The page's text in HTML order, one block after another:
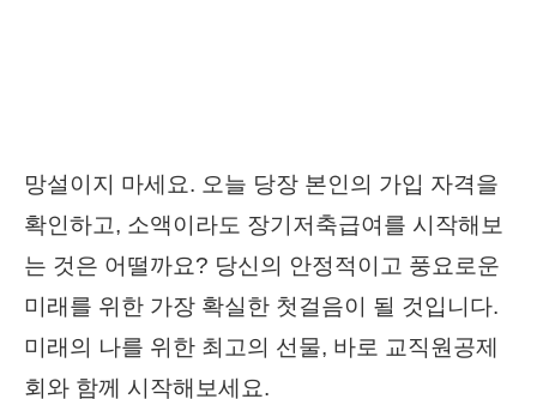
망설이지 마세요. 오늘 당장 본인의 가입 자격을
확인하고, 소액이라도 장기저축급여를 시작해보
는 것은 어떨까요? 당신의 안정적이고 풍요로운
미래를 위한 가장 확실한 첫걸음이 될 것입니다.
미래의 나를 위한 최고의 선물, 바로 교직원공제
회와 함께 시작해보세요.